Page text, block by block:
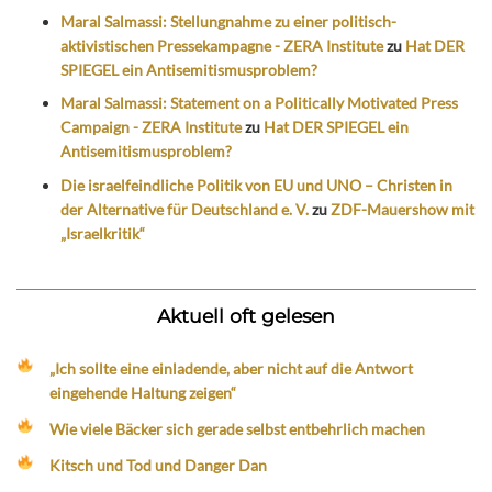
Maral Salmassi: Stellungnahme zu einer politisch-
aktivistischen Pressekampagne - ZERA Institutezu Hat DER
SPIEGEL ein Antisemitismusproblem?
Maral Salmassi: Statement on a Politically Motivated Press
Campaign - ZERA Institutezu Hat DER SPIEGEL ein
Antisemitismusproblem?
Die israelfeindliche Politik von EU und UNO – Christen in
der Alternative für Deutschland e. V.zuZDF-Mauershow mit
„Israelkritik“
Aktuell oft gelesen
„Ich sollte eine einladende, aber nicht auf die Antwort
eingehende Haltung zeigen“
Wie viele Bäcker sich gerade selbst entbehrlich machen
Kitsch und Tod und Danger Dan